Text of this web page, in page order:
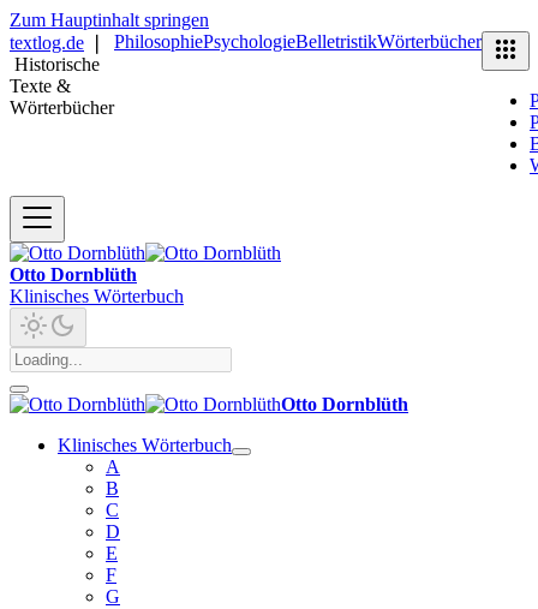
Zum Hauptinhalt springen
textlog.de
Historische
Texte &
Wörterbücher
PhilosophiePsychologieBelletristikWörterbücher
Otto Dornblüth
Klinisches Wörterbuch
Otto Dornblüth
Klinisches Wörterbuch
A
B
C
D
E
F
G